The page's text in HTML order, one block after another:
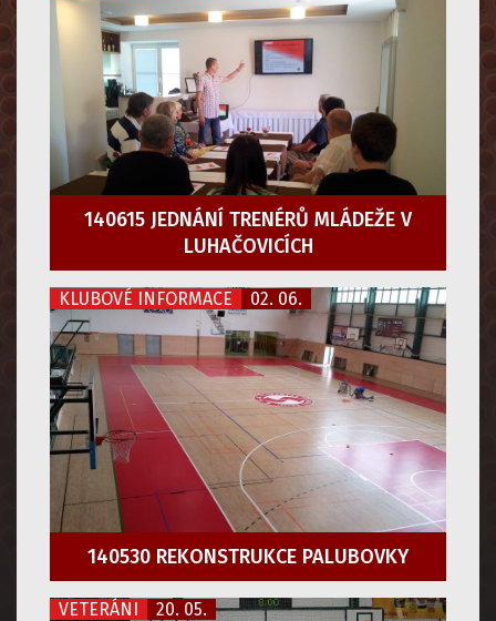
140615 JEDNÁNÍ TRENÉRŮ MLÁDEŽE V
LUHAČOVICÍCH
KLUBOVÉ INFORMACE 02. 06.
140530 REKONSTRUKCE PALUBOVKY
VETERÁNI 20. 05.